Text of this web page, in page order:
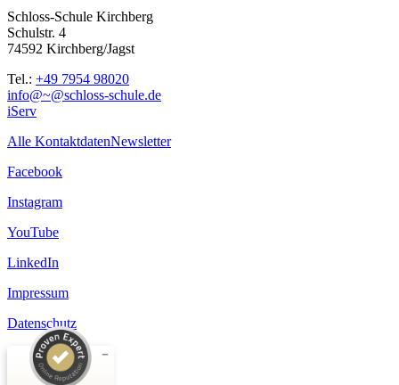
Schloss-Schule Kirchberg
Schulstr. 4
74592 Kirchberg/Jagst
Tel.: +49 7954 98020
info@~@schloss-schule.de
iServ
Alle KontaktdatenNewsletter
Facebook
Instagram
YouTube
LinkedIn
Impressum
Datenschutz